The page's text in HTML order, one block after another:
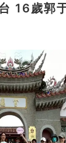
國